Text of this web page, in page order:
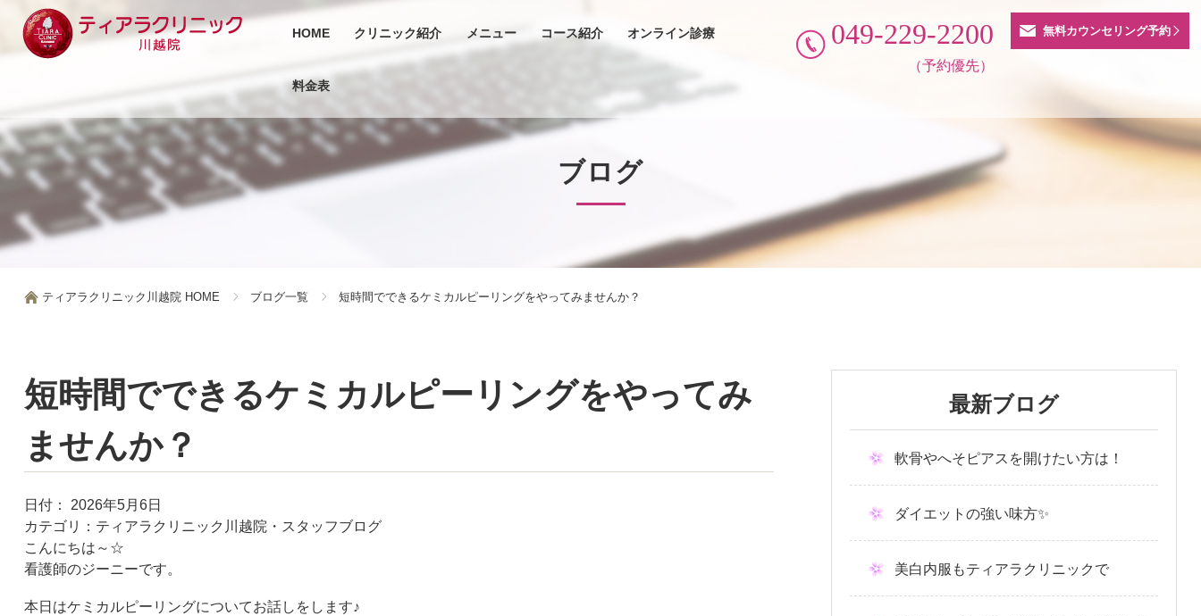
HOME クリニック紹介 メニュー コース紹介 オンライン診療
料金表
無料カウンセリング予約
049-229-2200
（予約優先）
ブログ
ティアラクリニック川越院 HOME ブログ一覧 短時間でできるケミカルピーリングをやってみませんか？
短時間でできるケミカルピーリングをやってみ
ませんか？
日付：
2026年5月6日
カテゴリ： ティアラクリニック川越院・スタッフブログ
こんにちは～☆
看護師のジーニーです。
本日はケミカルピーリングについてお話しをします♪
最新ブログ
軟骨やへそピアスを開けたい方は！
ダイエットの強い味方✨
美白内服もティアラクリニックで